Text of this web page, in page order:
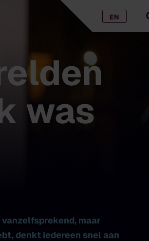
EN
was
maar
denkt iedereen snel aan